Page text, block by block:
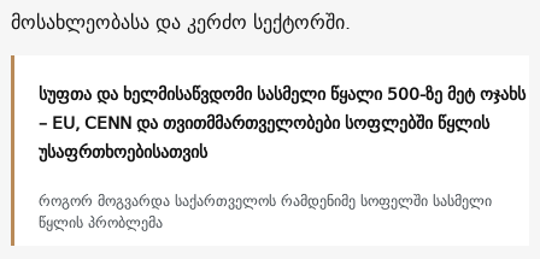
მოსახლეობასა და კერძო სექტორში.
სუფთა და ხელმისაწვდომი სასმელი წყალი 500-ზე მეტ ოჯახს
– EU, CENN და თვითმმართველობები სოფლებში წყლის
უსაფრთხოებისათვის
როგორ მოგვარდა საქართველოს რამდენიმე სოფელში სასმელი
წყლის პრობლემა